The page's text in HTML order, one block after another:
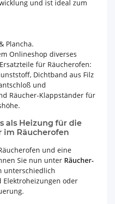
und ist ideal zum
Plancha.
Onlineshop diverses
für Räucherofen:
Dichtband aus Filz
und
Räucher-Klappständer für
als Heizung für die
im Räucherofen
und eine
Sie nun unter Räucher-
unterschiedlich
Elektroheizungen oder